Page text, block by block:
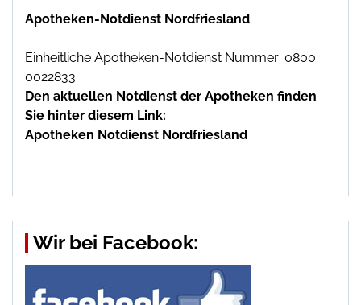
Apotheken-Notdienst Nordfriesland
Einheitliche Apotheken-Notdienst Nummer: 0800
0022833
Den aktuellen Notdienst der Apotheken finden
Sie hinter diesem Link:
Apotheken Notdienst Nordfriesland
Wir bei Facebook: